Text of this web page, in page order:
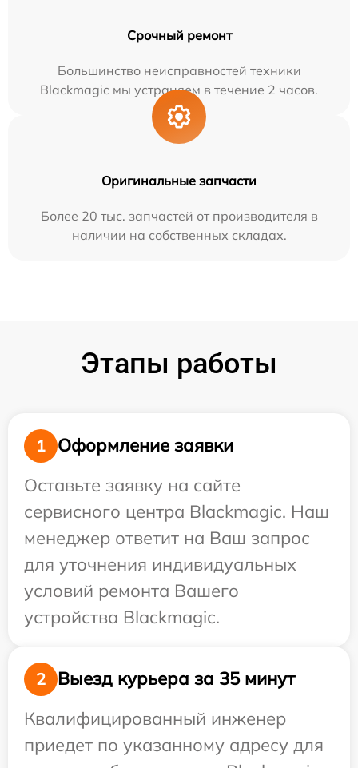
Срочный ремонт
Большинство неисправностей техники
Blackmagic мы устраняем в течение 2 часов.
Оригинальные запчасти
Более 20 тыс. запчастей от производителя в
наличии на собственных складах.
Этапы работы
1
Оформление заявки
Оставьте заявку на сайте
сервисного центра Blackmagic. Наш
менеджер ответит на Ваш запрос
для уточнения индивидуальных
условий ремонта Вашего
устройства Blackmagic.
2
Выезд курьера за 35 минут
Квалифицированный инженер
приедет по указанному адресу для